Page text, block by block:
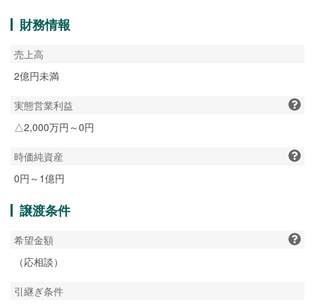
財務情報
売上高
2億円未満
実態営業利益
△2,000万円～0円
時価純資産
0円～1億円
譲渡条件
希望金額
（応相談）
引継ぎ条件